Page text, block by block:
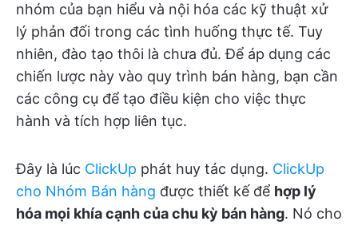
nhóm của bạn hiểu và nội hóa các kỹ thuật xử
lý phản đối trong các tình huống thực tế. Tuy
nhiên, đào tạo thôi là chưa đủ. Để áp dụng các
chiến lược này vào quy trình bán hàng, bạn cần
các công cụ để tạo điều kiện cho việc thực
hành và tích hợp liên tục.
Đây là lúc ClickUp phát huy tác dụng. ClickUp
cho Nhóm Bán hàng được thiết kế để hợp lý
hóa mọi khía cạnh của chu kỳ bán hàng. Nó cho